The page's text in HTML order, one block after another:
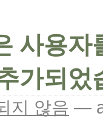
사용자
가되었
지 않음 —